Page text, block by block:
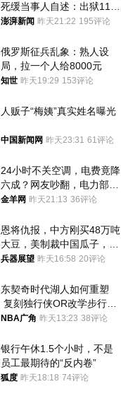
死缓当事人自述：出狱11年
间始终刻意躲避被害人家属
澎湃新闻 昨天21:22 195评论
俄罗斯征兵乱象：熟人设
局，拉一个人给8000元
知世 昨天19:29 153评论
人贩子“梅姨”真实姓名曝光
中国新闻网 昨天23:31 61评论
24小时不关空调，电费竟降
六成？网友吵翻，电力部门
回应→
金羊网 昨天21:13 36评论
恩将仇报，中方刚买48万吨
大豆，美制裁中国瓜子，布
林肯措辞变了
兵器展望 昨天16:58 20评论
东契奇时代湖人如何重塑
复刻独行侠OR改学步行
者？
NBA广角 昨天13:23 38评论
银行午休1.5个小时，不是
员工最期待的“反内卷”
狐度 昨天18:18 74评论